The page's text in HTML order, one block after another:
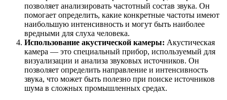
позволяет анализировать частотный состав звука. Он
помогает определить, какие конкретные частоты имеют
наибольшую интенсивность и могут быть наиболее
вредными для слуха человека.
Использование акустической камеры: Акустическая
камера — это специальный прибор, используемый для
визуализации и анализа звуковых источников. Он
позволяет определить направление и интенсивность
звука, что может быть полезно при поиске источников
шума в сложных промышленных средах.